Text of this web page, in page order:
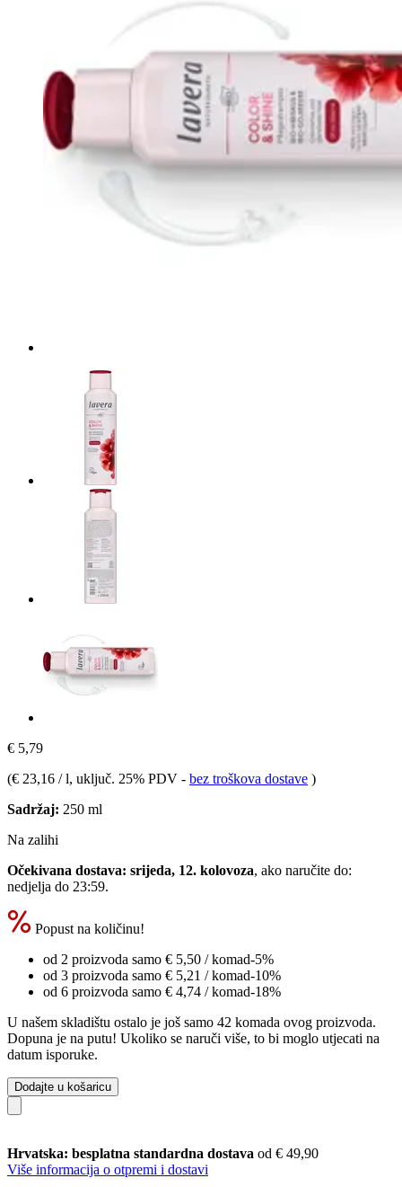
€ 5,79
(€ 23,16 / l, uključ. 25% PDV - bez troškova dostave )
Sadržaj: 250 ml
Na zalihi
Očekivana dostava: srijeda, 12. kolovoza, ako naručite do:
nedjelja do 23:59.
Popust na količinu!
od 2 proizvoda samo € 5,50 / komad-5%
od 3 proizvoda samo € 5,21 / komad-10%
od 6 proizvoda samo € 4,74 / komad-18%
U našem skladištu ostalo je još samo 42 komada ovog proizvoda.
Dopuna je na putu! Ukoliko se naruči više, to bi moglo utjecati na
datum isporuke.
Dodajte u košaricu
Hrvatska: besplatna standardna dostava od € 49,90
Više informacija o otpremi i dostavi